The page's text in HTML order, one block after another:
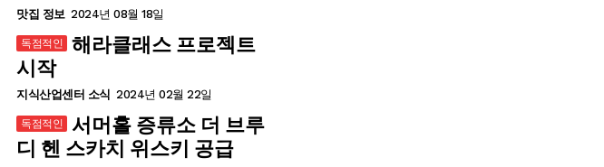
맛집 정보 2024년 08월 18일
해라클래스 프로젝트
시작
지식산업센터 소식 2024년 02월 22일
서머홀 증류소 더 브루
디 헨 스카치 위스키 공급